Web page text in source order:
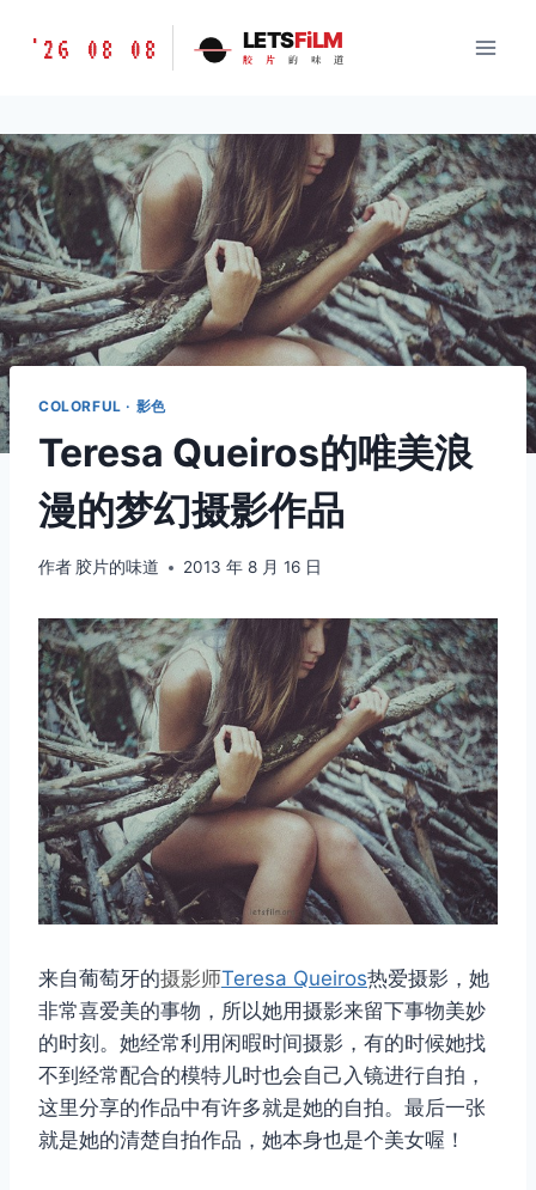
胶
味
道
LETSFILM
'26 08 08 LETSFiLM
胶 片 的 味 道
COLORFUL · 影色
Teresa Queiros的唯美浪
漫的梦幻摄影作品
作者 胶片的味道 2013 年 8 月 16 日
来自葡萄牙的摄影师Teresa Queiros热爱摄影，她
非常喜爱美的事物，所以她用摄影来留下事物美妙
的时刻。她经常利用闲暇时间摄影，有的时候她找
不到经常配合的模特儿时也会自己入镜进行自拍，
这里分享的作品中有许多就是她的自拍。最后一张
就是她的清楚自拍作品，她本身也是个美女喔！